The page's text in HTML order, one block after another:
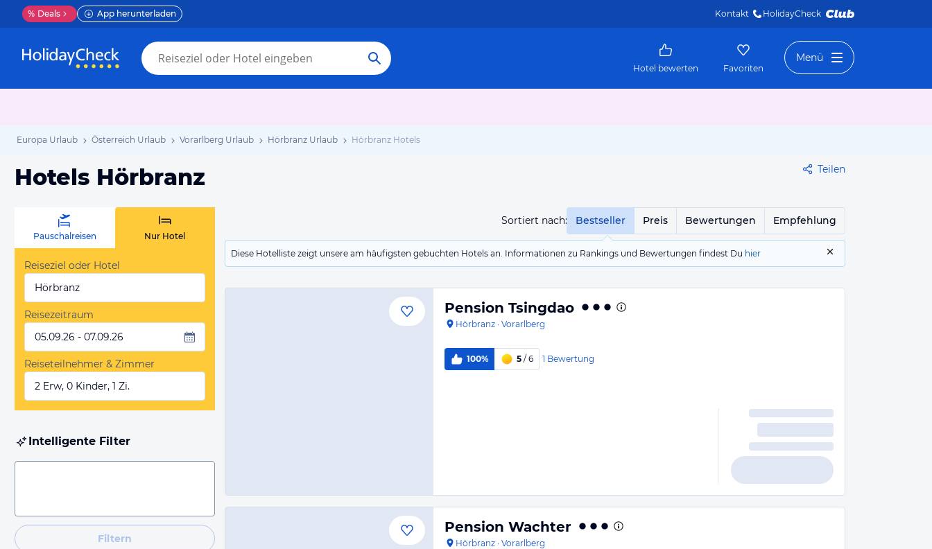
% Deals App herunterladen Kontakt HolidayCheck
Hotel bewerten Favoriten
Menü
Europa Urlaub Österreich Urlaub Vorarlberg Urlaub Hörbranz Urlaub Hörbranz Hotels
Hotels Hörbranz Teilen
Sortiert nach: Bestseller Preis Bewertungen Empfehlung
Diese Hotelliste zeigt unsere am häufigsten gebuchten Hotels an. Informationen zu Rankings und Bewertungen findest Du hier
Pauschalreisen Nur Hotel
Reiseziel oder Hotel
Hörbranz
Reisezeitraum
05.09.26 - 07.09.26
Reiseteilnehmer & Zimmer
2 Erw, 0 Kinder, 1 Zi.
Intelligente Filter
Filtern
Pension Tsingdao
Hörbranz · Vorarlberg
100% 5 / 6 1 Bewertung
Pension Wachter
Hörbranz · Vorarlberg